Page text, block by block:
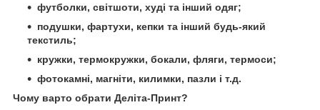
футболки, світшоти, худі та інший одяг;
подушки, фартухи, кепки та інший будь-який
текстиль;
кружки, термокружки, бокали, фляги, термоси;
фотокамні, магніти, килимки, пазли і т.д.
Чому варто обрати Деліта-Принт?